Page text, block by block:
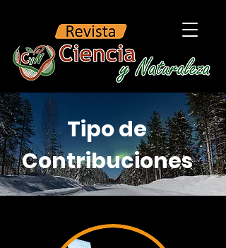
Tipo de
Contribuciones